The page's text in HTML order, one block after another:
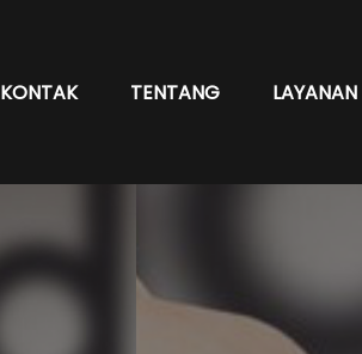
KONTAK TENTANG LAYANAN